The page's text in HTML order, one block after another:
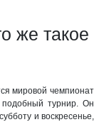
же такое
мировой чемпионат
турнир. Он
и воскресенье,